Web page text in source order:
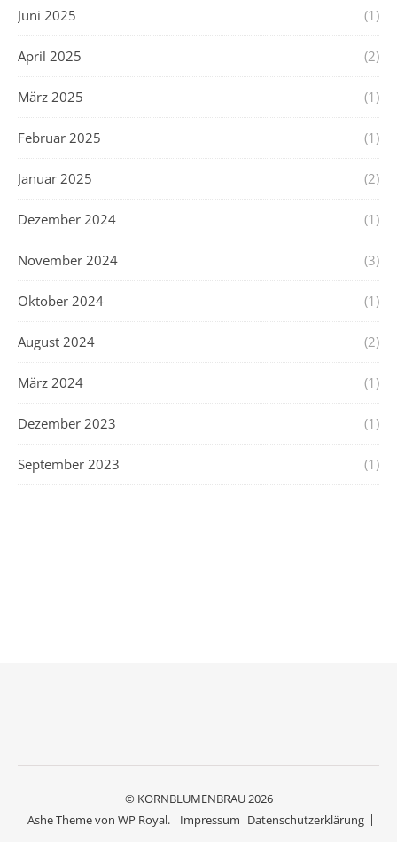
Juni 2025 (1)
April 2025 (2)
März 2025 (1)
Februar 2025 (1)
Januar 2025 (2)
Dezember 2024 (1)
November 2024 (3)
Oktober 2024 (1)
August 2024 (2)
März 2024 (1)
Dezember 2023 (1)
September 2023 (1)
© KORNBLUMENBRAU 2026
Impressum Datenschutzerklärung
Ashe Theme von WP Royal.